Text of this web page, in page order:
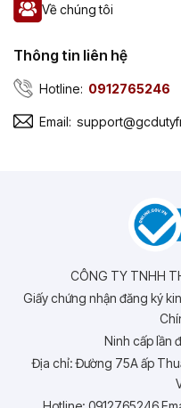
Về chúng tôi
Thông tin liên hệ
Hotline: 0912765246
Email:
CÔNG TY TNHH
Giấy chứng nhận đăng ký
Ninh cấp lần
Địa chỉ: Đường 75A ấp